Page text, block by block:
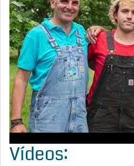
Vídeos: